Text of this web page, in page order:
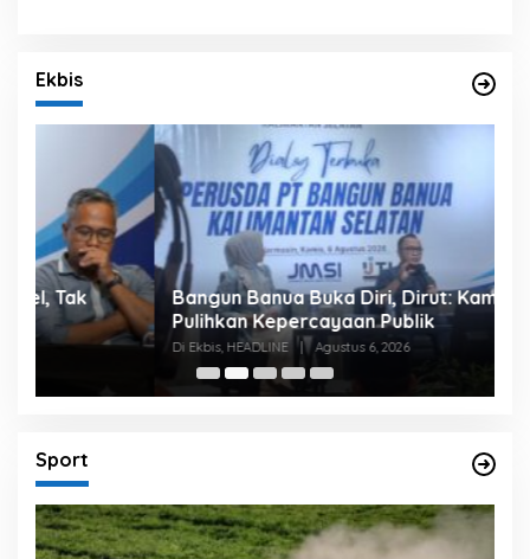
Ekbis
Bangun Banua Buka Diri, Dirut: Kami Ingin
Pulihkan Kepercayaan Publik
Di Ekbis, HEADLINE | Agustus 6, 2026
Sport